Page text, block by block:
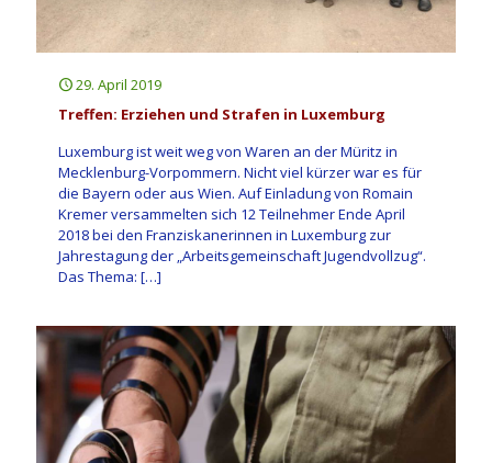
29. April 2019
Treffen: Erziehen und Strafen in Luxemburg
Luxemburg ist weit weg von Waren an der Müritz in
Mecklenburg-Vorpommern. Nicht viel kürzer war es für
die Bayern oder aus Wien. Auf Einladung von Romain
Kremer versammelten sich 12 Teilnehmer Ende April
2018 bei den Franziskanerinnen in Luxemburg zur
Jahrestagung der „Arbeitsgemeinschaft Jugendvollzug“.
Das Thema: […]